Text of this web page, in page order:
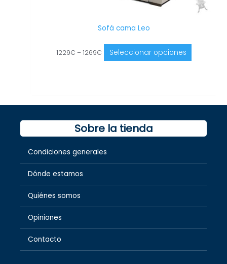
Sofá cama Leo
1229€ – 1269€ Seleccionar opciones
Sobre la tienda
Condiciones generales
Dónde estamos
Quiénes somos
Opiniones
Contacto